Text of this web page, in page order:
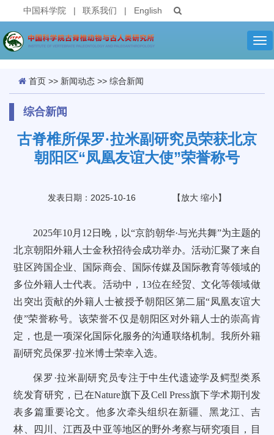
中国科学院 | 联系我们 | English
首页 >> 新闻动态 >> 综合新闻
综合新闻
古脊椎所保罗·拉米副研究员荣获北京
朝阳区“凤凰友谊大使”荣誉称号
发表日期：2025-10-16 【放大 缩小】
2025年10月12日晚，以“京韵朝华·与光共舞”为主题的
北京朝阳外籍人士金秋招待会成功举办。活动汇聚了来自
驻区跨国企业、国际商会、国际传媒及国际教育等领域的
多位外籍人士代表。活动中，13位在经贸、文化等领域做
出突出贡献的外籍人士被授予朝阳区第二届“凤凰友谊大
使”荣誉称号。该荣誉不仅是朝阳区对外籍人士的崇高肯
定，也是一项深化国际化服务的沟通联络机制。我所外籍
副研究员保罗·拉米博士荣幸入选。
保罗·拉米副研究员专注于中生代遗迹学及鳄型类系
统发育研究，已在Nature旗下及Cell Press旗下学术期刊发
表多篇重要论文。他多次牵头组织在新疆、黑龙江、吉
林、四川、江西及中亚等地区的野外考察与研究项目，目